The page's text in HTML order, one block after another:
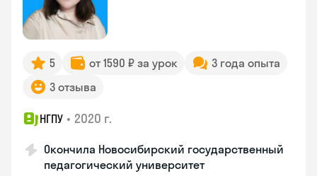
5 от 1590 ₽ за урок
3 года опыта
3 отзыва
НГПУ • 2020 г.
Окончила Новосибирский государственный
педагогический университет